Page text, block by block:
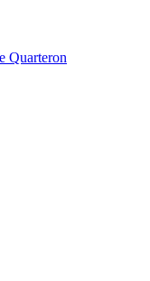
Quarteron